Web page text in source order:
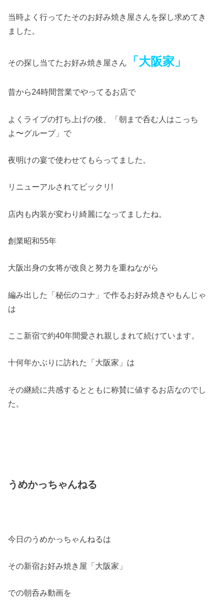
当時よく行ってたそのお好み焼き屋さんを探し求めてき
ました。
その探し当てたお好み焼き屋さん 「大阪家」
昔から24時間営業でやってるお店で
よくライブの打ち上げの後、「朝まで呑む人はこっち
よ〜グループ」で
夜明けの宴で使わせてもらってました。
リニューアルされてビックリ!
店内も内装が変わり綺麗になってましたね。
創業昭和55年
大阪出身の女将が改良と努力を重ねながら
編み出した「秘伝のコナ」で作るお好み焼きやもんじゃ
は
ここ新宿で約40年間愛され親しまれて続けています。
十何年かぶりに訪れた「大阪家」は
その継続に共感するとともに称賛に値するお店なのでし
た。
うめかっちゃんねる
今日のうめかっちゃんねるは
その新宿お好み焼き屋「大阪家」
での朝呑み動画を